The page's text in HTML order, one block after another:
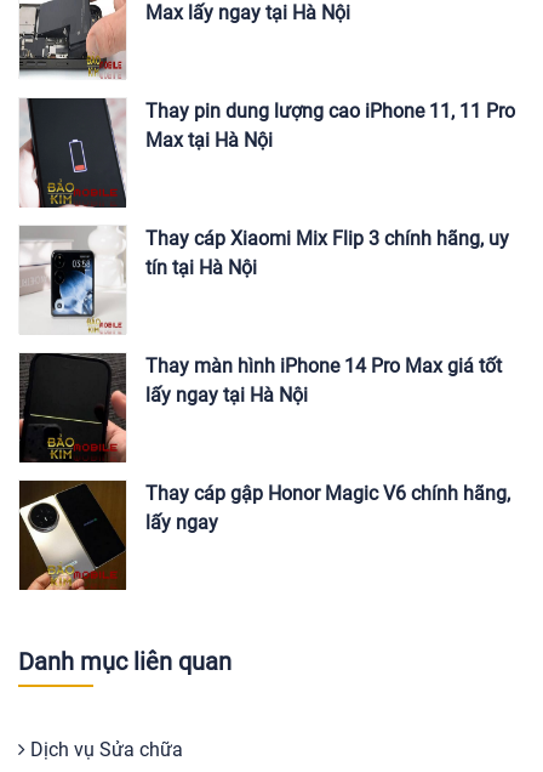
Max lấy ngay tại Hà Nội
Thay pin dung lượng cao iPhone 11, 11 Pro
Max tại Hà Nội
Thay cáp Xiaomi Mix Flip 3 chính hãng, uy
tín tại Hà Nội
Thay màn hình iPhone 14 Pro Max giá tốt
lấy ngay tại Hà Nội
Thay cáp gập Honor Magic V6 chính hãng,
lấy ngay
Danh mục liên quan
Dịch vụ Sửa chữa